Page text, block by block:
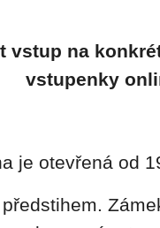
vstup na
vstupenky
je otevřená od